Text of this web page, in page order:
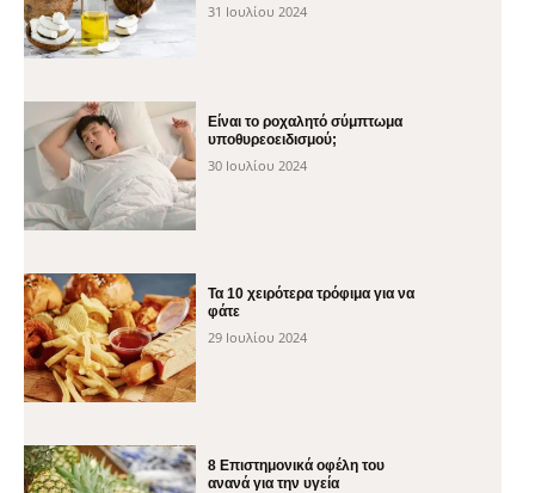
31 Ιουλίου 2024
Είναι το ροχαλητό σύμπτωμα
υποθυρεοειδισμού;
30 Ιουλίου 2024
Τα 10 χειρότερα τρόφιμα για να
φάτε
29 Ιουλίου 2024
8 Επιστημονικά οφέλη του
ανανά για την υγεία